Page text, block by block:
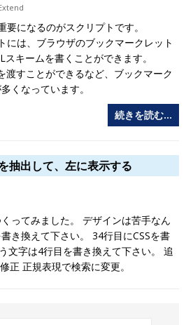
になるのがスクリプトです。
には、ブラウザのブックマークレット
スキームを書くことができます。
渡すことができるなど、ブックマーク
くなっています。
続きを読む…
抽出して、左に表示する
ってみました。 デザインは苦手なん
き換えて下さい。 34行目にCSSを書
文字は4行目を書き換えて下さい。 追
正 正規表現で検索に変更。